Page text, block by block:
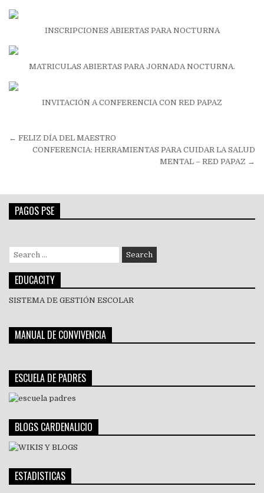
INSCRIPCIONES ABIERTAS PARA NOCTURNA
MATRICULAS ABIERTAS PARA JORNADA NOCTURNA.
INVITACIÓN A CONFERENCIA CON RED PAPAZ
Navegación
← FELIZ DÍA DEL MAESTRO
CONFERENCIA: HERRAMIENTAS PARA CUIDAR LA SALUD
MENTAL – RED PAPAZ →
PAGOS PSE
Search
for:
EDUCACITY
SISTEMA DE GESTIÓN ESCOLAR
MANUAL DE CONVIVENCIA
ESCUELA DE PADRES
BLOGS CARDENALICIO
ESTADISTICAS